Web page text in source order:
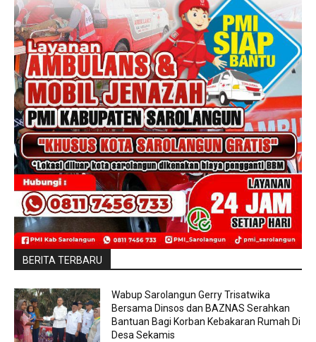
BERITA TERBARU
Wabup Sarolangun Gerry Trisatwika
Bersama Dinsos dan BAZNAS Serahkan
Bantuan Bagi Korban Kebakaran Rumah Di
Desa Sekamis